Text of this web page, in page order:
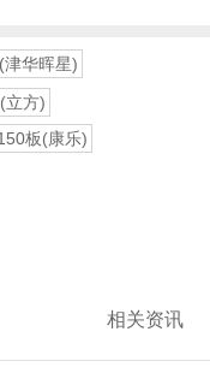
华晖星)
立方)
板(康乐)
相关资讯